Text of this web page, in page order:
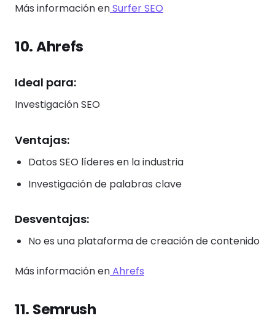
Más información enSurfer SEO
10. Ahrefs
Ideal para:
Investigación SEO
Ventajas:
Datos SEO líderes en la industria
Investigación de palabras clave
Desventajas:
No es una plataforma de creación de contenido
Más información enAhrefs
11. Semrush